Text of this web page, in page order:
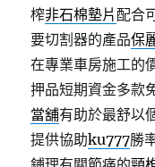
榨非石棉墊片配合
要切割器的產品保
在專業車房施工的
押品短期資金多款
當舖有助於最舒以
提供協助ku777勝